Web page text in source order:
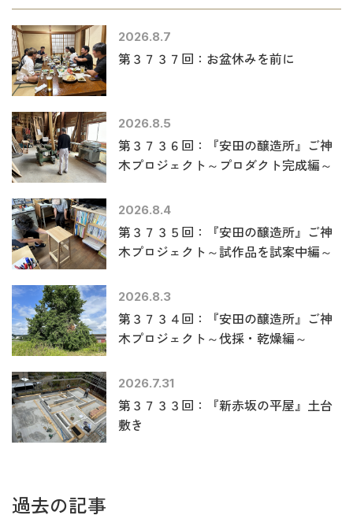
2026.8.7
第３７３７回：お盆休みを前に
2026.8.5
第３７３６回：『安田の醸造所』ご神
木プロジェクト～プロダクト完成編～
2026.8.4
第３７３５回：『安田の醸造所』ご神
木プロジェクト～試作品を試案中編～
2026.8.3
第３７３４回：『安田の醸造所』ご神
木プロジェクト～伐採・乾燥編～
2026.7.31
第３７３３回：『新赤坂の平屋』土台
敷き
過去の記事